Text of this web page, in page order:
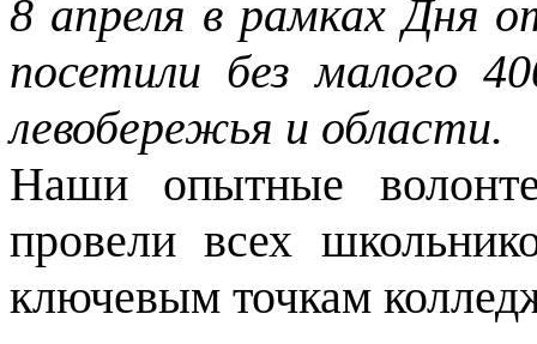
8 апреля в рамках Дня
посетили без малого
левобережья и области.
Наши опытные
провели всех
ключевым точкам